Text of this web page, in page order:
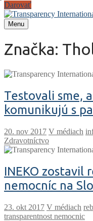
Darovať
Menu
Značka:
Testovali sme,
komunikujú s
V médiach
Zdravotníctvo
INEKO zostavil
nemocníc na
V médiach
transparentnost nemocnic